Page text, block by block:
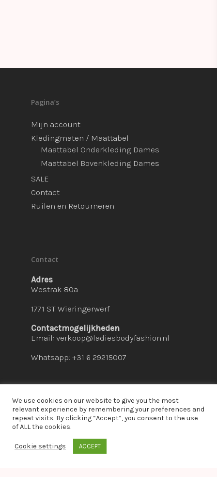
Pagina’s
Mijn account
Kledingmaten / Maattabel
Maattabel Onderkleding Dames
Maattabel Bovenkleding Dames
SALE
Contact
Ruilen en Retourneren
Contact
Adres
Westrak 80a
1771 ST Wieringerwerf
Contactmogelijkheden
Email: verkoop@ladiesbodyfashion.nl
Whatsapp: +31 6 29215007
© 2026 Ladies Bodyfashion. hosted by:
We use cookies on our website to give you the most
relevant experience by remembering your preferences and
repeat visits. By clicking “Accept”, you consent to the use
of ALL the cookies.
Cookie settings ACCEPT